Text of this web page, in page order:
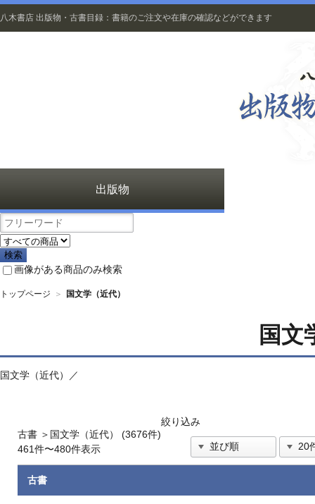
八木書店 出版物・古書目録：書籍のご注文や在庫の確認などができます
出版物
画像がある商品のみ検索
トップページ ＞ 国文学（近代）
国文
国文学（近代）／
古書 ＞ 国文学（近代） (3676件)
461件〜480件表示
絞り込み
古書